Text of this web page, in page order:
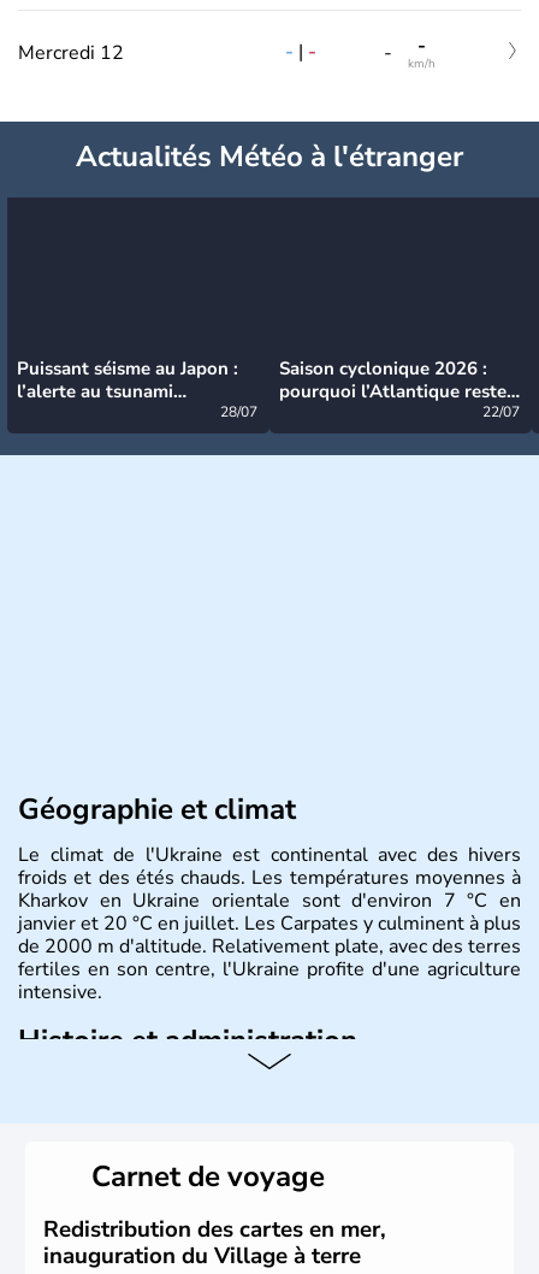
Mercredi 12 - | - - -
km/h
Actualités Météo à l'étranger
Puissant séisme au Japon :
l’alerte au tsunami
28/07
Saison cyclonique 2026 :
pourquoi l’Atlantique reste
22/07
Géographie et climat
Le climat de l'Ukraine est continental avec des hivers
froids et des étés chauds. Les températures moyennes à
Kharkov en Ukraine orientale sont d'environ 7 °C en
janvier et 20 °C en juillet. Les Carpates y culminent à plus
de 2000 m d'altitude. Relativement plate, avec des terres
fertiles en son centre, l'Ukraine profite d'une agriculture
intensive.
Histoire et administration
remonte au 24 août 1991. Sébastopol, Karkhov et
Odessa sont les principales villes d'Ukraine.
Carnet de voyage
Redistribution des cartes en mer,
inauguration du Village à terre